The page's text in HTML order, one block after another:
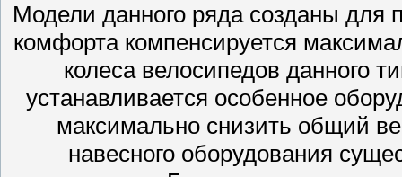
Модели данного ряда созданы для
комфорта компенсируется
колеса велосипедов данного
устанавливается особенное
максимально снизить общий
навесного оборудования